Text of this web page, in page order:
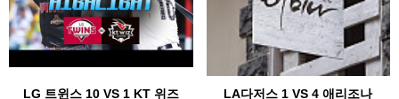
LG 트윈스 10 VS 1 KT 위즈 LA다저스 1 VS 4 애리조나